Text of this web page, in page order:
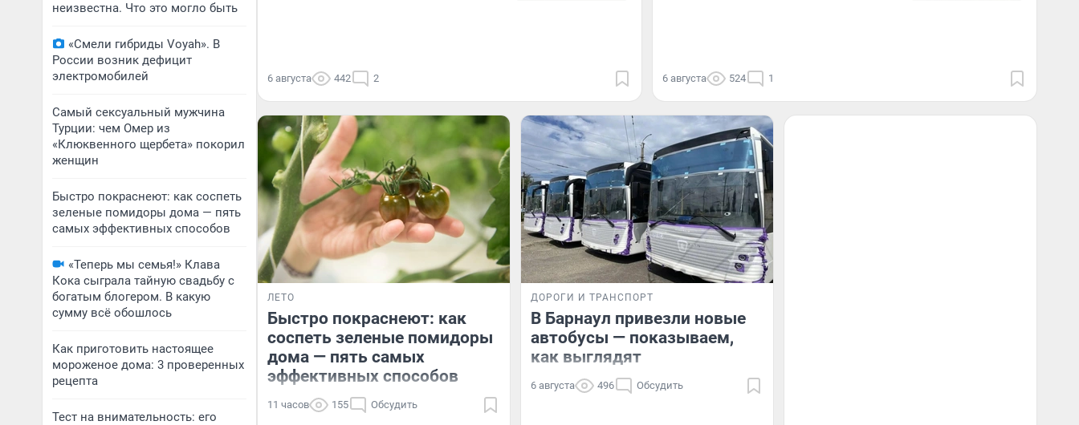
неизвестна. Что это могло быть
«Смели гибриды Voyah». В
России возник дефицит
электромобилей
Самый сексуальный мужчина
Турции: чем Омер из
«Клюквенного щербета» покорил
женщин
Быстро покраснеют: как соспеть
зеленые помидоры дома — пять
самых эффективных способов
«Теперь мы семья!» Клава
Кока сыграла тайную свадьбу с
богатым блогером. В какую
сумму всё обошлось
Как приготовить настоящее
мороженое дома: 3 проверенных
рецепта
Тест на внимательность: его
6 августа 442 2 6 августа 524 1
ЛЕТО
Быстро покраснеют: как
соспеть зеленые помидоры
дома — пять самых
эффективных способов
11 часов 155 Обсудить
ДОРОГИ И ТРАНСПОРТ
В Барнаул привезли новые
автобусы — показываем,
как выглядят
6 августа 496 Обсудить